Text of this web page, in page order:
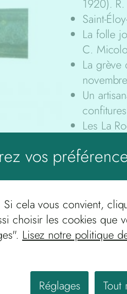
1920).
Saint-
La folle
C.
La grève
Un
Les La
Notes
Vestiges
De la
J.
Lucien
: la
Pourrat).
vos
cela vous convient,
choisir les cookies que
Lisez notre politique
Réglages Tout